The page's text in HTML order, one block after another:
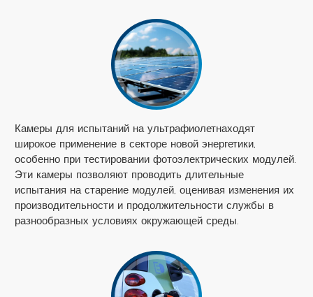
Камеры для испытаний на ультрафиолетнаходят
широкое применение в секторе новой энергетики,
особенно при тестировании фотоэлектрических модулей.
Эти камеры позволяют проводить длительные
испытания на старение модулей, оценивая изменения их
производительности и продолжительности службы в
разнообразных условиях окружающей среды.